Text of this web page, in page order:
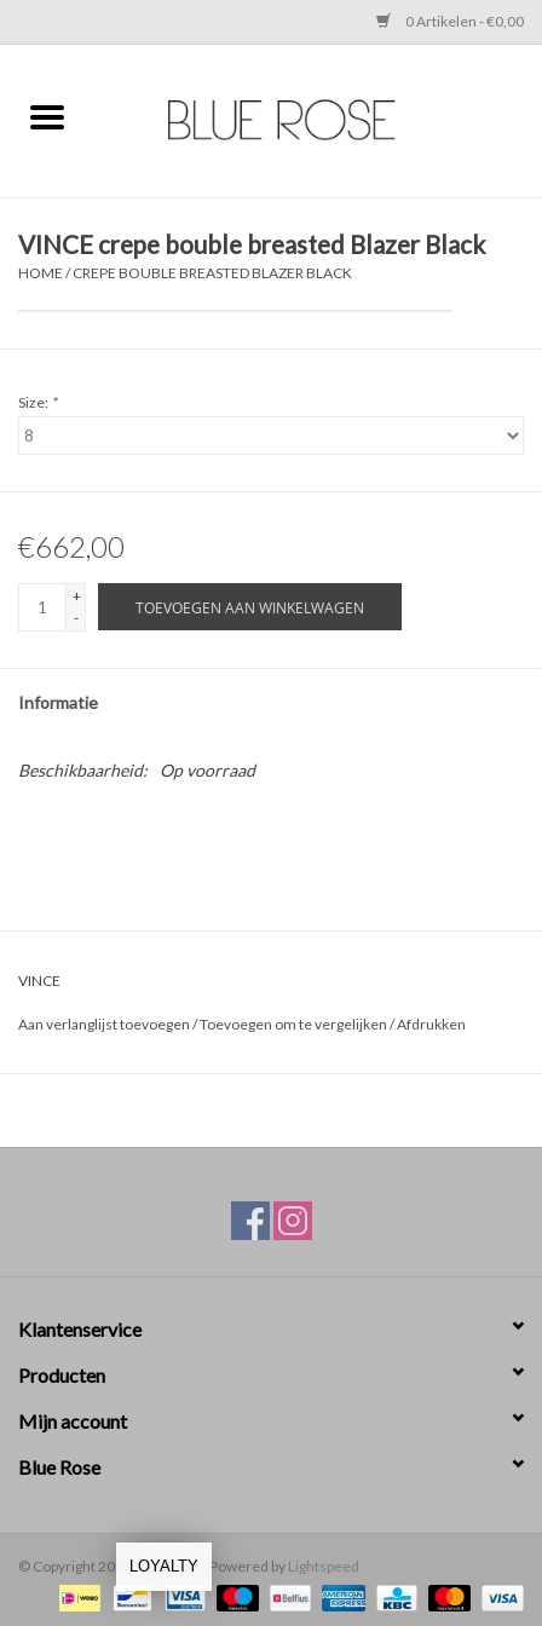
0 Artikelen - €0,00
Home
ACCESSORIES
ABOUT US
VINCE crepe bouble breasted Blazer Black
HOME /CREPE BOUBLE BREASTED BLAZER BLACK
Size: *
€662,00
+
-
TOEVOEGEN AAN WINKELWAGEN
Informatie
Beschikbaarheid: Op voorraad
VINCE
Aan verlanglijst toevoegen /Toevoegen om te vergelijken /Afdrukken
Klantenservice
Producten
Mijn account
Blue Rose
© Copyright 2026 Blue Rose - Powered by Lightspeed
LOYALTY